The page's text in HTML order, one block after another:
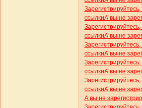
ссылкиА вы не
ссылкиА вы не
ссылкиА вы не
ссылкиА вы не
ссылкиА вы не
А вы не